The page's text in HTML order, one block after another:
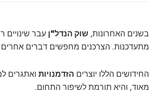
בשנים האחרונות, שוק הנדל"ן עבר שינויים
מתעדכנות. הצרכנים מחפשים דברים
החידושים הללו יוצרים הזדמנויות ואתגרים
מאוד, והיא תורמת לשיפור התחום.